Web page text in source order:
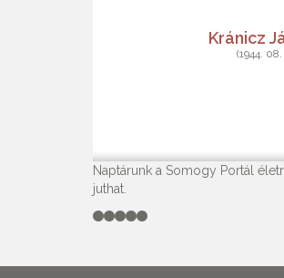
Kránicz
(1944.
Naptárunk a Somogy Portál
juthat.